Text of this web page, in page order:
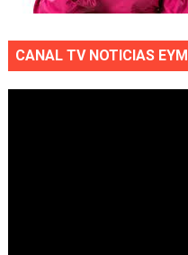
CANAL TV NOTICIAS EYM